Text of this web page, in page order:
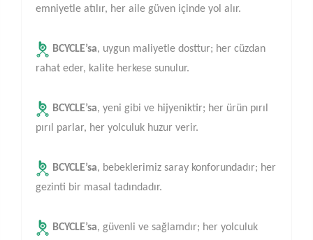
emniyetle atılır, her aile güven içinde yol alır.
BCYCLE’sa, uygun maliyetle dosttur; her cüzdan
rahat eder, kalite herkese sunulur.
BCYCLE’sa, yeni gibi ve hijyeniktir; her ürün pırıl
pırıl parlar, her yolculuk huzur verir.
BCYCLE’sa, bebeklerimiz saray konforundadır; her
gezinti bir masal tadındadır.
BCYCLE’sa, güvenli ve sağlamdır; her yolculuk